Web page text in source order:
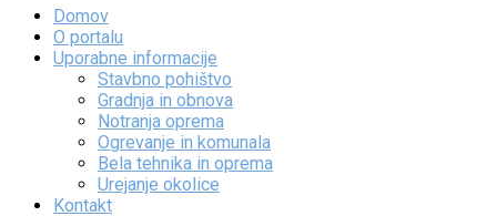
Domov
O portalu
Uporabne informacije
Stavbno pohištvo
Gradnja in obnova
Notranja oprema
Ogrevanje in komunala
Bela tehnika in oprema
Urejanje okolice
Kontakt